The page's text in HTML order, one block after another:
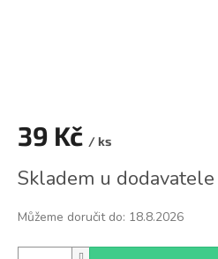
39 Kč / ks
cena:
Skladem u dodavatele
Můžeme doručit do: 18.8.2026